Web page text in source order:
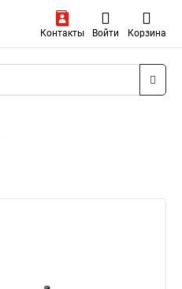
Контакты Войти Корзина